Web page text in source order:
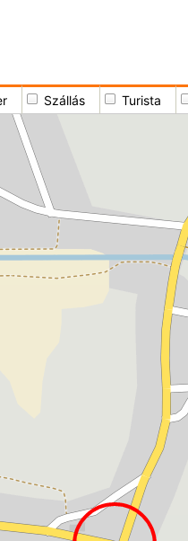
Szállás Turista